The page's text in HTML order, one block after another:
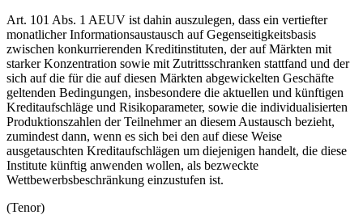
Art. 101 Abs. 1 AEUV ist dahin auszulegen, dass ein vertiefter
monatlicher Informationsaustausch auf Gegenseitigkeitsbasis
zwischen konkurrierenden Kreditinstituten, der auf Märkten mit
starker Konzentration sowie mit Zutrittsschranken stattfand und der
sich auf die für die auf diesen Märkten abgewickelten Geschäfte
geltenden Bedingungen, insbesondere die aktuellen und künftigen
Kreditaufschläge und Risikoparameter, sowie die individualisierten
Produktionszahlen der Teilnehmer an diesem Austausch bezieht,
zumindest dann, wenn es sich bei den auf diese Weise
ausgetauschten Kreditaufschlägen um diejenigen handelt, die diese
Institute künftig anwenden wollen, als bezweckte
Wettbewerbsbeschränkung einzustufen ist.
(Tenor)